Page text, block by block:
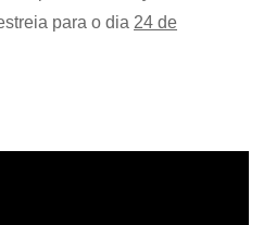
para o dia 24 de